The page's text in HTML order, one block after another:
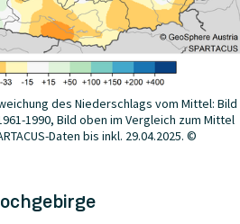
des Niederschlags vom Mittel: Bild
1990, Bild oben im Vergleich zum Mittel
Daten bis inkl. 29.04.2025. ©